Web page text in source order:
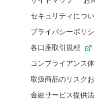
セキュリティにつ
プライバシーポリ
各口座取引規程
コンプライアンス
取扱商品のリスク
金融サービス提供